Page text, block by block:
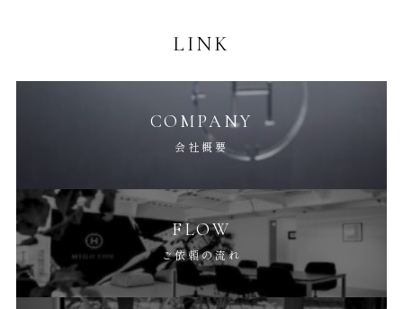
LINK
COMPANY
会社概要
FLOW
ご依頼の流れ